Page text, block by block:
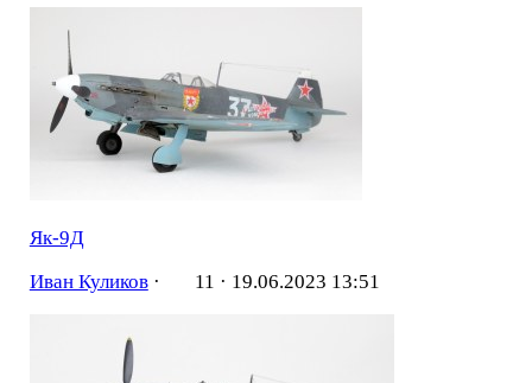
Як-9Д
Иван Куликов· 11 · 19.06.2023 13:51